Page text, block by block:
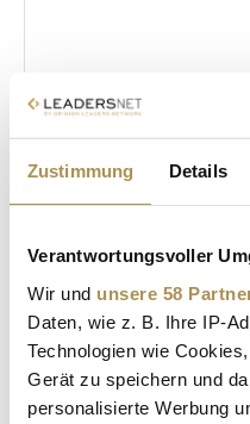
Zustimmung Details
Verantwortungsvoller
Wir und unsere 58
Daten, wie z. B. Ihre IP-
Technologien wie
Gerät zu speichern und
personalisierte Werbung
LEADERSNET.TV